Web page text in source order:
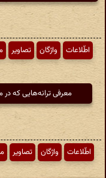
اطّلاعات واژگان تصاویر
معرفی ترانه‌هایی که
اطّلاعات واژگان تصاویر